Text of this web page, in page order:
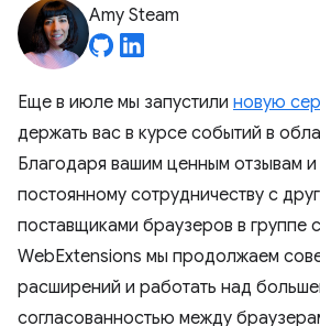
Amy Steam
Еще в июле мы запустили новую
держать вас в курсе событий в
Благодаря вашим ценным отзывам
постоянному сотрудничеству с
поставщиками браузеров в группе
WebExtensions мы продолжаем
расширений и работать над
согласованностью между